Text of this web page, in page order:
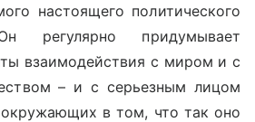
настоящего политического
регулярно придумывает
взаимодействия с миром и с
– и с серьезным лицом
окружающих в том, что так оно